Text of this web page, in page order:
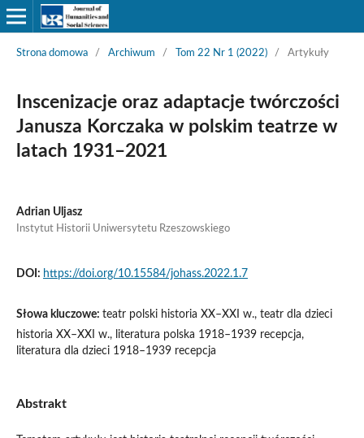
Strona domowa / Archiwum / Tom 22 Nr 1 (2022) / Artykuły
Inscenizacje oraz adaptacje twórczości
Janusza Korczaka w polskim teatrze w
latach 1931–2021
Adrian Uljasz
Instytut Historii Uniwersytetu Rzeszowskiego
DOI: https://doi.org/10.15584/johass.2022.1.7
Słowa kluczowe: teatr polski historia XX–XXI w., teatr dla dzieci
historia XX–XXI w., literatura polska 1918–1939 recepcja,
literatura dla dzieci 1918–1939 recepcja
Abstrakt